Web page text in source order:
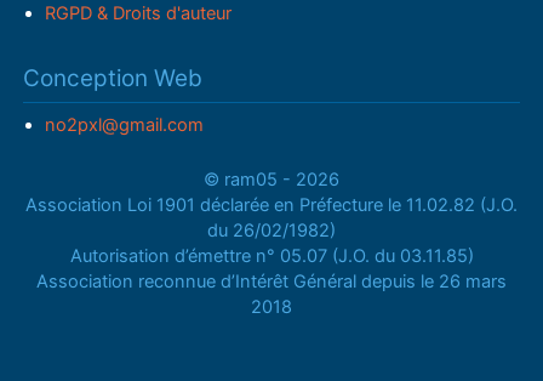
RGPD & Droits d'auteur
Conception Web
no2pxl@gmail.com
© ram05 - 2026
Association Loi 1901 déclarée en Préfecture le 11.02.82 (J.O.
du 26/02/1982)
Autorisation d’émettre n° 05.07 (J.O. du 03.11.85)
Association reconnue d’Intérêt Général depuis le 26 mars
2018